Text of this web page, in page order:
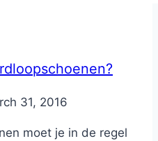
31, 2016
moet je in de regel